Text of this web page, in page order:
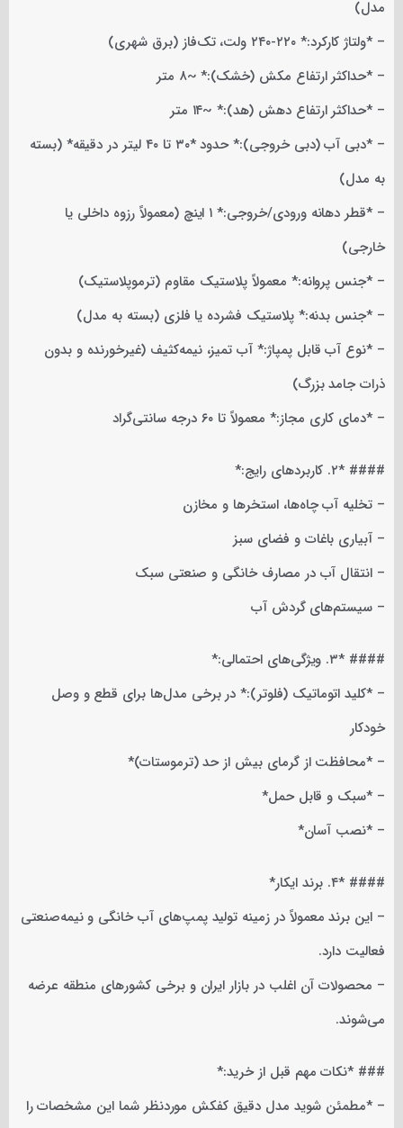
مدل)
– *ولتاژ کارکرد:* ۲۲۰-۲۴۰ ولت، تک‌فاز (برق شهری)
– *حداکثر ارتفاع مکش (خشک):* ~۸ متر
– *حداکثر ارتفاع دهش (هد):* ~۱۴ متر
– *دبی آب (دبی خروجی):* حدود *۳۰ تا ۴۰ لیتر در دقیقه* (بسته
به مدل)
– *قطر دهانه ورودی/خروجی:* ۱ اینچ (معمولاً رزوه داخلی یا
خارجی)
– *جنس پروانه:* معمولاً پلاستیک مقاوم (ترموپلاستیک)
– *جنس بدنه:* پلاستیک فشرده یا فلزی (بسته به مدل)
– *نوع آب قابل پمپاژ:* آب تمیز، نیمه‌کثیف (غیرخورنده و بدون
ذرات جامد بزرگ)
– *دمای کاری مجاز:* معمولاً تا ۶۰ درجه سانتی‌گراد
#### *۲. کاربردهای رایج:*
– تخلیه آب چاه‌ها، استخرها و مخازن
– آبیاری باغات و فضای سبز
– انتقال آب در مصارف خانگی و صنعتی سبک
– سیستم‌های گردش آب
#### *۳. ویژگی‌های احتمالی:*
– *کلید اتوماتیک (فلوتر):* در برخی مدل‌ها برای قطع و وصل
خودکار
– *محافظت از گرمای بیش از حد (ترموستات)*
– *سبک و قابل حمل*
– *نصب آسان*
#### *۴. برند ایکار*
– این برند معمولاً در زمینه تولید پمپ‌های آب خانگی و نیمه‌صنعتی
فعالیت دارد.
– محصولات آن اغلب در بازار ایران و برخی کشورهای منطقه عرضه
می‌شوند.
### *نکات مهم قبل از خرید:*
– *مطمئن شوید مدل دقیق کفکش موردنظر شما این مشخصات را